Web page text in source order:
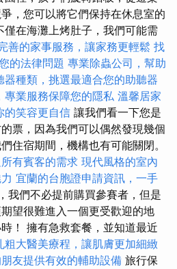
，您可以將它們保持在休息室的
在海灘上烤肚子，我們可能需
善的家事服務，讓家務更輕鬆 找
的法律問題 專業除蟲公司，幫助
器種類，挑選最適合您的助聽器
專業服務保障您的隱私 溫馨居家
的笑容更自信 讓我們看一下您是
票，因為我們可以偶然發現幾個
住宿期間，機構也有可能關閉。
有賓客的需求 現代風格的室內
宜蘭的台胞證申請資訊，一手
我們不必提前購買參賽者，但是
望很難進入一個更受歡迎的地
！ 擁有急救套餐，並知道最近
粗大醫美療程，讓肌膚更加細緻
友提供有效的輔助設備 旅行保